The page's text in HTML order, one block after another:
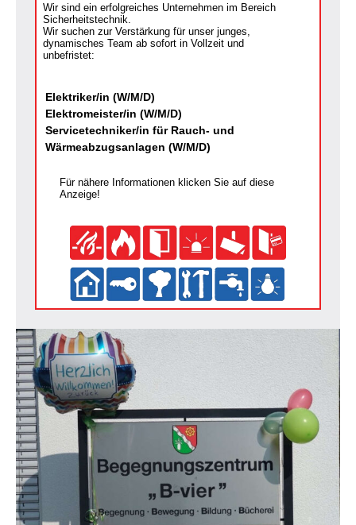
Wir sind ein erfolgreiches Unternehmen im Bereich
Sicherheitstechnik.
Wir suchen zur Verstärkung für unser junges,
dynamisches Team ab sofort in Vollzeit und
unbefristet:
Elektriker/in (W/M/D)
Elektromeister/in (W/M/D)
Servicetechniker/in für Rauch- und
Wärmeabzugsanlagen (W/M/D)
Für nähere Informationen klicken Sie auf diese
Anzeige!